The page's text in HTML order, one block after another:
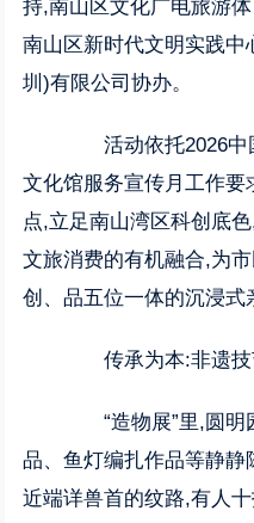
持,南山区文化广电旅游
南山区新时代文明实践
圳)有限公司协办。
活动依托2026中
文化馆服务宣传月工作要
点,立足南山湾区科创底
文旅消费的有机融合,为
创、品五位一体的沉浸式
传承为本:非遗技
“造物展”里,圆明
品、鱼灯编扎作品等静
近端详兽首的纹路,有人